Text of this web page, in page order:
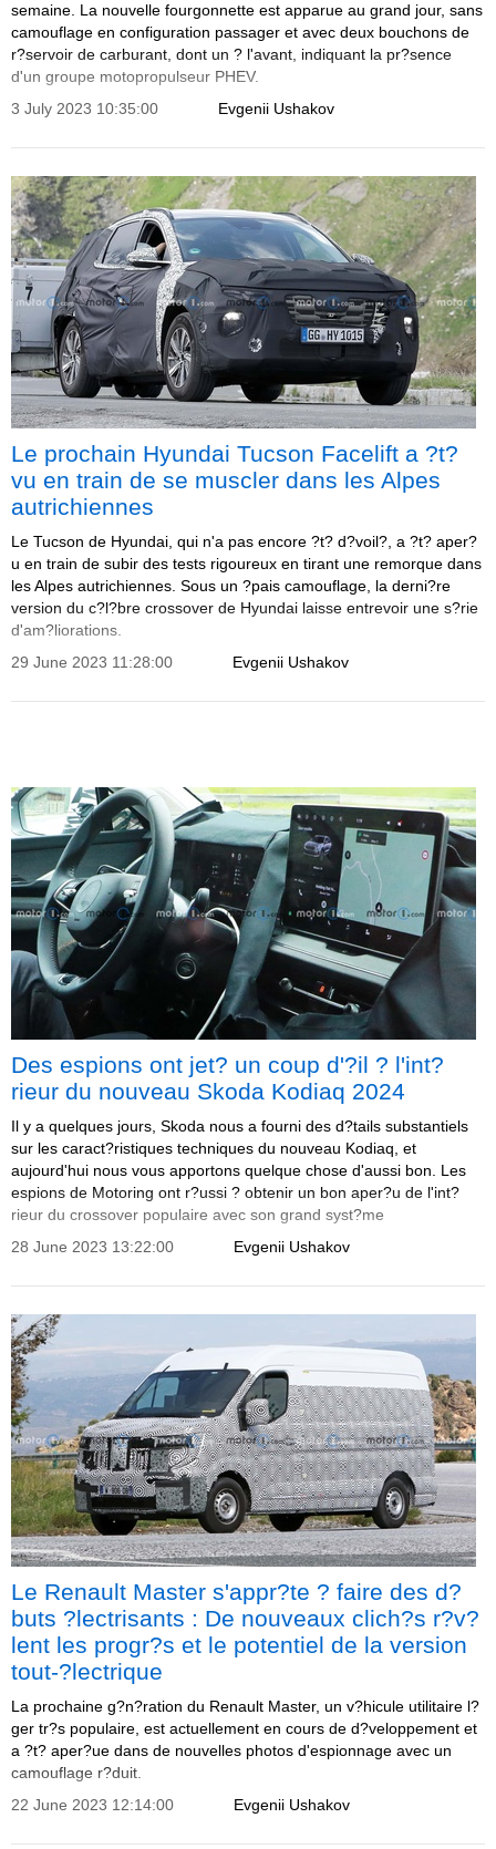
semaine. La nouvelle fourgonnette est apparue au grand jour, sans
camouflage en configuration passager et avec deux bouchons de
r?servoir de carburant, dont un ? l'avant, indiquant la pr?sence
d'un groupe motopropulseur PHEV.
Evgenii Ushakov
3 July 2023 10:35:00
Le prochain Hyundai Tucson Facelift a ?t?
vu en train de se muscler dans les Alpes
autrichiennes
Le Tucson de Hyundai, qui n'a pas encore ?t? d?voil?, a ?t? aper?
u en train de subir des tests rigoureux en tirant une remorque dans
les Alpes autrichiennes. Sous un ?pais camouflage, la derni?re
version du c?l?bre crossover de Hyundai laisse entrevoir une s?rie
d'am?liorations.
Evgenii Ushakov
29 June 2023 11:28:00
Des espions ont jet? un coup d'?il ? l'int?
rieur du nouveau Skoda Kodiaq 2024
Il y a quelques jours, Skoda nous a fourni des d?tails substantiels
sur les caract?ristiques techniques du nouveau Kodiaq, et
aujourd'hui nous vous apportons quelque chose d'aussi bon. Les
espions de Motoring ont r?ussi ? obtenir un bon aper?u de l'int?
rieur du crossover populaire avec son grand syst?me
Evgenii Ushakov
28 June 2023 13:22:00
Le Renault Master s'appr?te ? faire des d?
buts ?lectrisants : De nouveaux clich?s r?v?
lent les progr?s et le potentiel de la version
tout-?lectrique
La prochaine g?n?ration du Renault Master, un v?hicule utilitaire l?
ger tr?s populaire, est actuellement en cours de d?veloppement et
a ?t? aper?ue dans de nouvelles photos d'espionnage avec un
camouflage r?duit.
Evgenii Ushakov
22 June 2023 12:14:00